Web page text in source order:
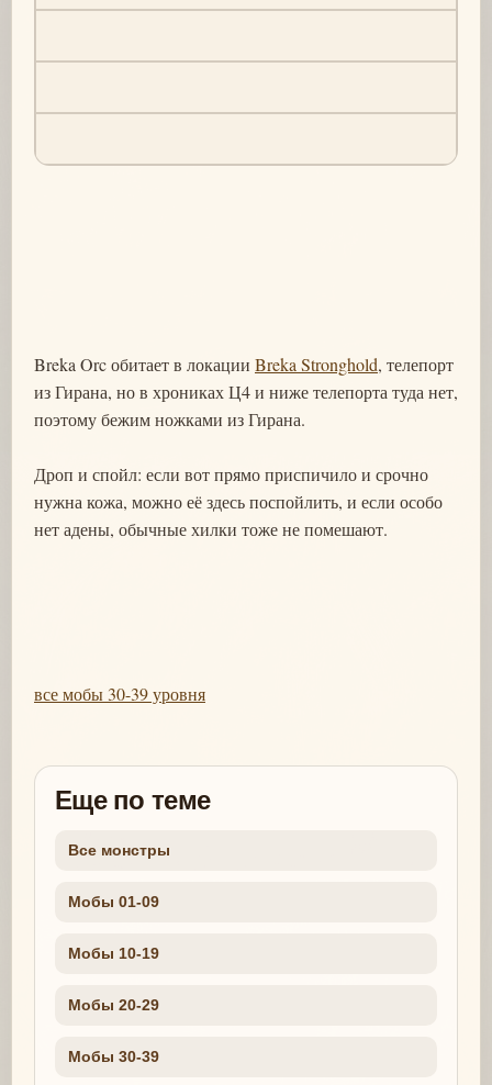
Breka Orc обитает в локации Breka Stronghold, телепорт
из Гирана, но в хрониках Ц4 и ниже телепорта туда нет,
поэтому бежим ножками из Гирана.
Дроп и спойл: если вот прямо приспичило и срочно
нужна кожа, можно её здесь поспойлить, и если особо
нет адены, обычные хилки тоже не помешают.
все мобы 30-39 уровня
Еще по теме
Все монстры
Мобы 01-09
Мобы 10-19
Мобы 20-29
Мобы 30-39